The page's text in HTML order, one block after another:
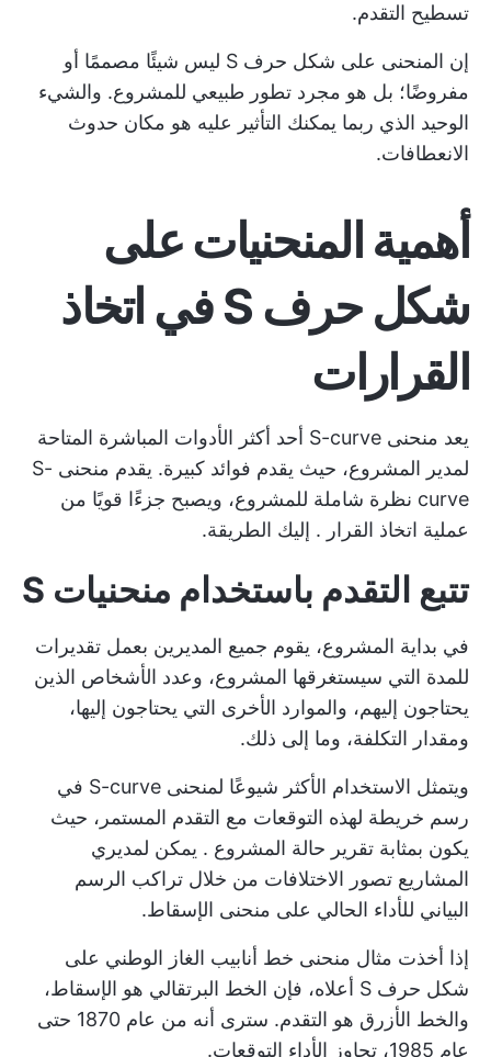
تسطيح التقدم.
إن المنحنى على شكل حرف S ليس شيئًا مصممًا أو
مفروضًا؛ بل هو مجرد تطور طبيعي للمشروع. والشيء
الوحيد الذي ربما يمكنك التأثير عليه هو مكان حدوث
الانعطافات.
أهمية المنحنيات على
شكل حرف S في اتخاذ
القرارات
يعد منحنى S-curve أحد أكثر الأدوات المباشرة المتاحة
لمدير المشروع، حيث يقدم فوائد كبيرة. يقدم منحنى S-
curve نظرة شاملة للمشروع، ويصبح جزءًا قويًا من
عملية اتخاذ القرار . إليك الطريقة.
تتبع التقدم باستخدام منحنيات S
في بداية المشروع، يقوم جميع المديرين بعمل تقديرات
للمدة التي سيستغرقها المشروع، وعدد الأشخاص الذين
يحتاجون إليهم، والموارد الأخرى التي يحتاجون إليها،
ومقدار التكلفة، وما إلى ذلك.
ويتمثل الاستخدام الأكثر شيوعًا لمنحنى S-curve في
رسم خريطة لهذه التوقعات مع التقدم المستمر، حيث
يكون بمثابة تقرير حالة المشروع . يمكن لمديري
المشاريع تصور الاختلافات من خلال تراكب الرسم
البياني للأداء الحالي على منحنى الإسقاط.
إذا أخذت مثال منحنى خط أنابيب الغاز الوطني على
شكل حرف S أعلاه، فإن الخط البرتقالي هو الإسقاط،
والخط الأزرق هو التقدم. سترى أنه من عام 1870 حتى
عام 1985، تجاوز الأداء التوقعات.